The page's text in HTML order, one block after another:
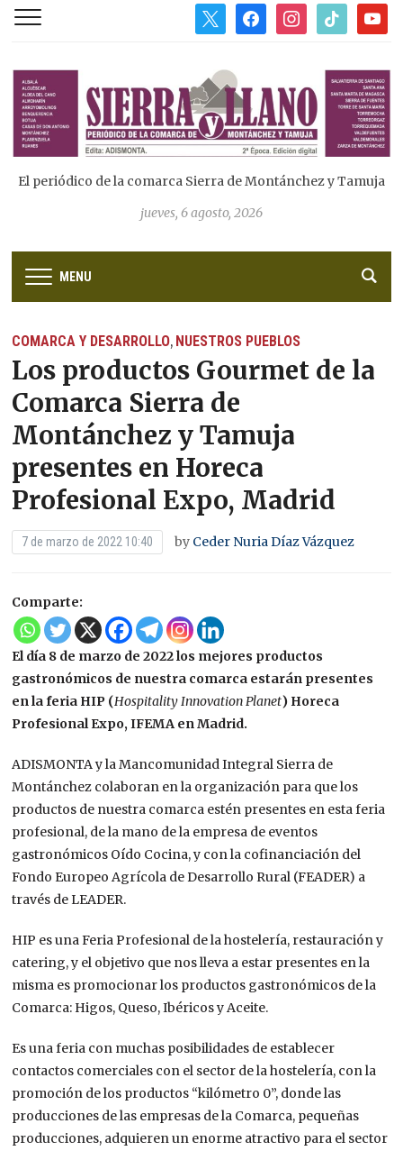
facebookinstagram
tiktok
El periódico de la comarca Sierra de Montánchez y Tamuja
jueves, 6 agosto, 2026
MENU
COMARCA Y DESARROLLO, NUESTROS PUEBLOS
Los productos Gourmet de la
Comarca Sierra de
Montánchez y Tamuja
presentes en Horeca
Profesional Expo, Madrid
7 de marzo de 2022 10:40 by Ceder Nuria Díaz Vázquez
Comparte:
El día 8 de marzo de 2022 los mejores productos
gastronómicos de nuestra comarca estarán presentes
en la feria HIP (Hospitality Innovation Planet) Horeca
Profesional Expo, IFEMA en Madrid.
ADISMONTA y la Mancomunidad Integral Sierra de
Montánchez colaboran en la organización para que los
productos de nuestra comarca estén presentes en esta feria
profesional, de la mano de la empresa de eventos
gastronómicos Oído Cocina, y con la cofinanciación del
Fondo Europeo Agrícola de Desarrollo Rural (FEADER) a
través de LEADER.
HIP es una Feria Profesional de la hostelería, restauración y
catering, y el objetivo que nos lleva a estar presentes en la
misma es promocionar los productos gastronómicos de la
Comarca: Higos, Queso, Ibéricos y Aceite.
Es una feria con muchas posibilidades de establecer
contactos comerciales con el sector de la hostelería, con la
promoción de los productos “kilómetro 0”, donde las
producciones de las empresas de la Comarca, pequeñas
producciones, adquieren un enorme atractivo para el sector